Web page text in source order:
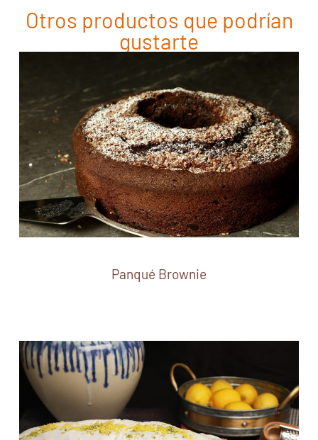
Otros productos que podrían
gustarte
Panqué Brownie